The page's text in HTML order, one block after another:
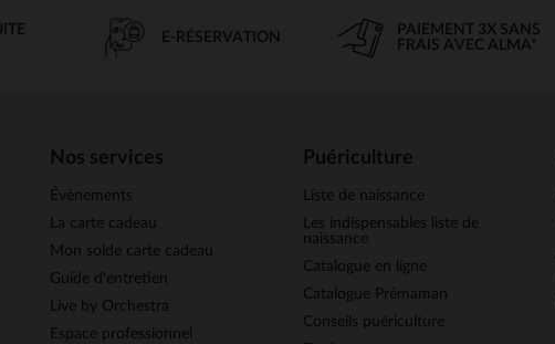
E-RÉSERVATION
PAIEMENT 3X SANS
FRAIS AVEC ALMA*
Nos services
Évènements
La carte cadeau
Mon solde carte cadeau
Guide d'entretien
Live by Orchestra
Espace professionnel
Puériculture
Liste de naissance
Les indispensables liste de
naissance
Catalogue en ligne
Catalogue Prémaman
Conseils puériculture